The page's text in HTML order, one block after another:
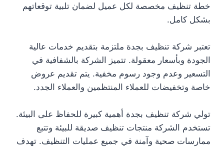
خطة تنظيف مخصصة لكل عميل لضمان تلبية توقعاتهم
بشكل كامل.
تعتبر شركة تنظيف بجدة ملتزمة بتقديم خدمات عالية
الجودة وبأسعار معقولة. تتميز الشركة بالشفافية في
التسعير وعدم وجود رسوم مخفية. يتم تقديم عروض
خاصة وتخفيضات للعملاء المنتظمين والعملاء الجدد.
تولي شركة تنظيف بجدة أهمية كبيرة للحفاظ على البيئة.
تستخدم الشركة منتجات تنظيف صديقة للبيئة وتتبع
ممارسات صحية وآمنة في جميع عمليات التنظيف. تهدف